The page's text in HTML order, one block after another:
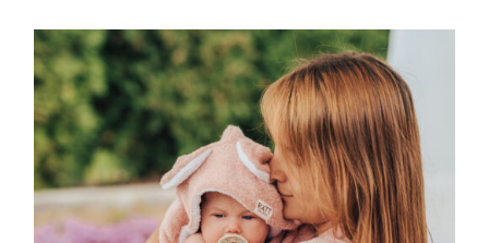
on
mitu
varianti.
Valikuid
saab
teha
tootelehel.